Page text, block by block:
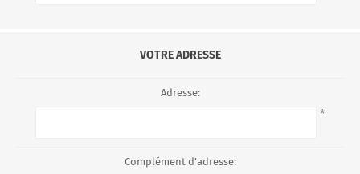
VOTRE ADRESSE
Adresse:
*
Complément d'adresse: